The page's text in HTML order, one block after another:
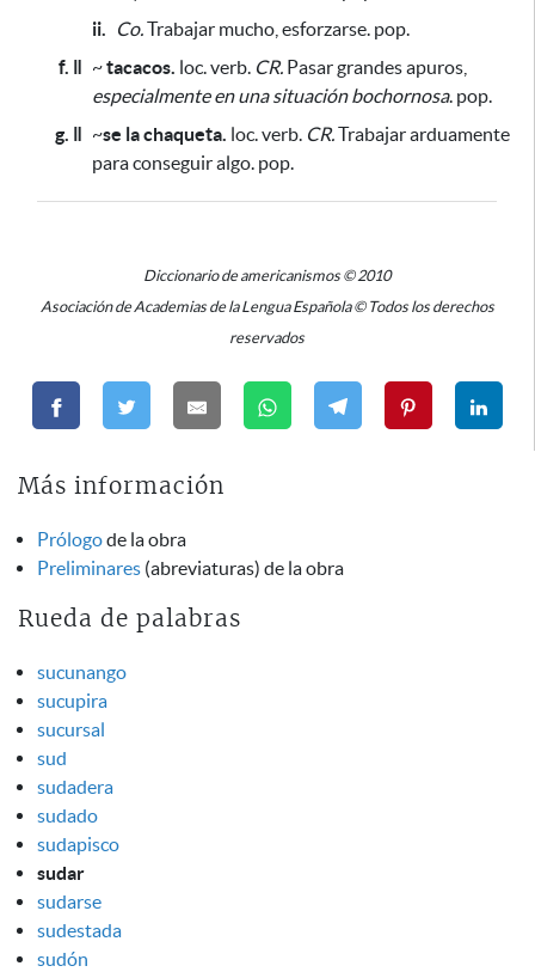
ii.
Co.Trabajar mucho, esforzarse. pop.
f. ǁ ~tacacos. loc. verb. CR. Pasar grandes apuros,
especialmente en una situación bochornosa. pop.
g. ǁ ~se la chaqueta. loc. verb. CR.Trabajar arduamente
para conseguir algo. pop.
Diccionario de americanismos © 2010
Asociación de Academias de la Lengua Española © Todos los derechos
reservados
Más información
Prólogode la obra
Preliminares (abreviaturas) de la obra
Rueda de palabras
sucunango
sucupira
sucursal
sud
sudadera
sudado
sudapisco
sudar
sudarse
sudestada
sudón